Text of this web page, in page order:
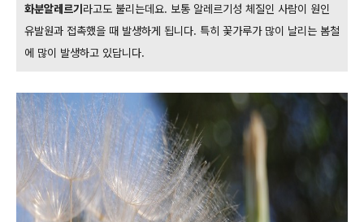
화분알레르기라고도 불리는데요. 보통 알레르기성 체질인 사람이 원인
유발원과 접촉했을 때 발생하게 됩니다. 특히 꽃가루가 많이 날리는 봄철
에 많이 발생하고 있답니다.